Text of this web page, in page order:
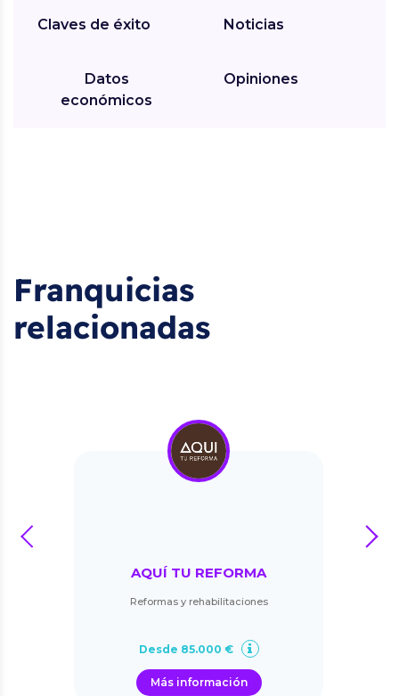
Claves de éxito
Datos
económicos
Noticias
Opiniones
Franquicias
relacionadas
AQUÍ TU REFORMA
Reformas y rehabilitaciones
Desde 85.000 €
Más información
prev next